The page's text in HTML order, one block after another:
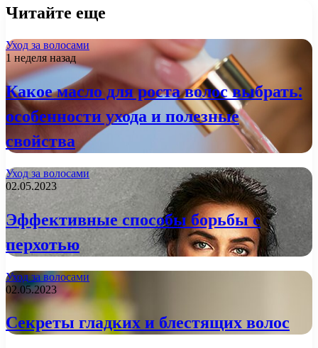
Читайте еще
Уход за волосами
1 неделя назад
Какое масло для роста волос выбрать:
особенности ухода и полезные
свойства
Уход за волосами
02.05.2023
Эффективные способы борьбы с
перхотью
Уход за волосами
02.05.2023
Секреты гладких и блестящих волос